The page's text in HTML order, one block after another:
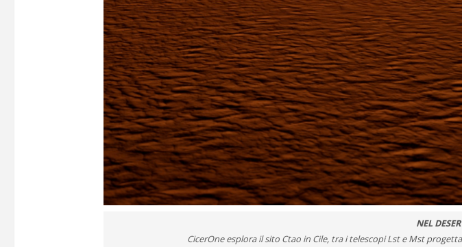
NEL
CicerOne esplora il sito Ctao in Cile, tra i telescopi Lst e Mst